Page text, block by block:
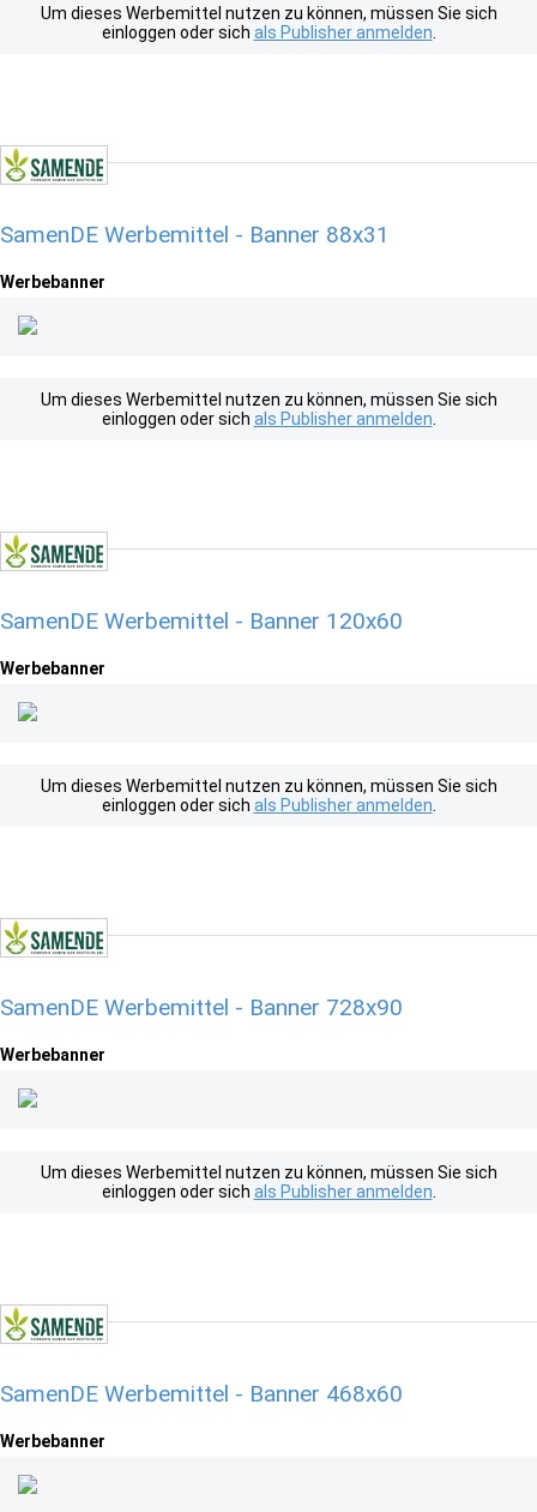
Um dieses Werbemittel nutzen zu können, müssen Sie sich
einloggen oder sich als Publisher anmelden
SamenDE Werbemittel - Banner 88x31
Werbebanner
Um dieses Werbemittel nutzen zu können, müssen Sie sich
einloggen oder sich als Publisher anmelden
SamenDE Werbemittel - Banner 120x60
Werbebanner
Um dieses Werbemittel nutzen zu können, müssen Sie sich
einloggen oder sich als Publisher anmelden
SamenDE Werbemittel - Banner 728x90
Werbebanner
Um dieses Werbemittel nutzen zu können, müssen Sie sich
einloggen oder sich als Publisher anmelden
SamenDE Werbemittel - Banner 468x60
Werbebanner